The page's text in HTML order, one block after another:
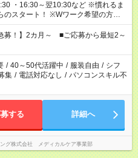
・16:30～翌10:30など ※慣れるま
ワーク希望の方へ
勤務時間と、もう1つのお仕事の勤務
える場合は応募できません。
募！】2カ月～ ■ご応募から最短2～
/ 40～50代活躍中 / 服装自由 / シフ
集 / 電話対応なし / パソコンスキル不
する 詳細へ
ング株式会社 メディカルケア事業部